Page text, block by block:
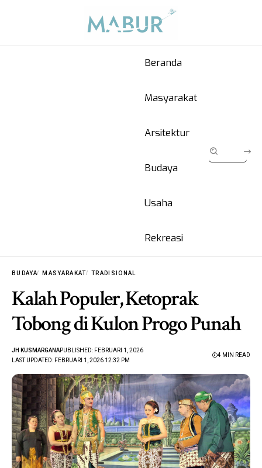
Beranda
Masyarakat
Arsitektur
Budaya
Usaha
Rekreasi
BUDAYA MASYARAKAT TRADISIONAL
Kalah Populer, Ketoprak
Tobong di Kulon Progo Punah
LAST UPDATED: FEBRUARI 1, 2026 12:32 PM
JH KUSMARGANAPUBLISHED: FEBRUARI 1, 2026
4 MIN READ